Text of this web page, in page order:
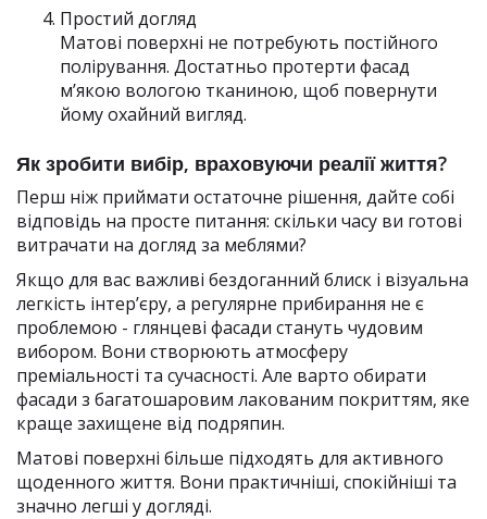
Простий догляд
Матові поверхні не потребують постійного
полірування. Достатньо протерти фасад
м’якою вологою тканиною, щоб повернути
йому охайний вигляд.
Як зробити вибір, враховуючи реалії життя?
Перш ніж приймати остаточне рішення, дайте собі
відповідь на просте питання: скільки часу ви готові
витрачати на догляд за меблями?
Якщо для вас важливі бездоганний блиск і візуальна
легкість інтер’єру, а регулярне прибирання не є
проблемою - глянцеві фасади стануть чудовим
вибором. Вони створюють атмосферу
преміальності та сучасності. Але варто обирати
фасади з багатошаровим лакованим покриттям, яке
краще захищене від подряпин.
Матові поверхні більше підходять для активного
щоденного життя. Вони практичніші, спокійніші та
значно легші у догляді.